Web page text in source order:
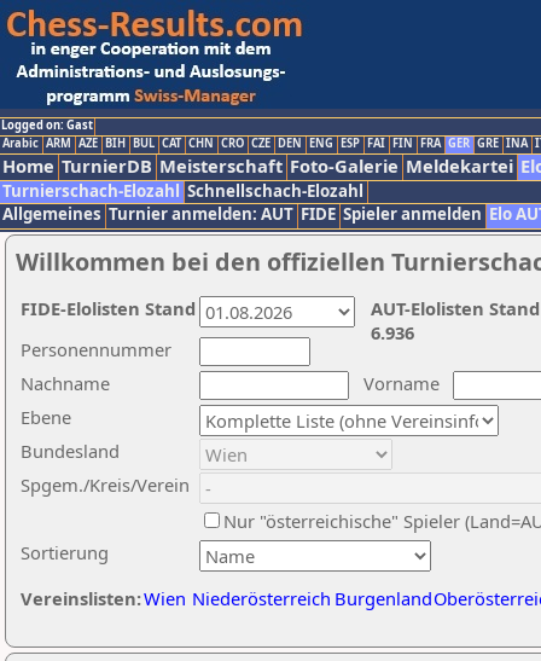
Logged on: Gast
Arabic ARM AZE BIH BUL CAT CHN CRO CZE DEN ENG ESP FAI FIN FRA GER GRE INA
Home TurnierDB Meisterschaft Foto-Galerie Meldekartei
Turnierschach-Elozahl Schnellschach-Elozahl
Allgemeines Turnier anmelden: AUT FIDE Spieler anmelden Elo
Willkommen bei den offiziellen
Nachname
Vorname
Ebene
Sortierung
Personennummer
Bundesland
Spgem./Kreis/Verein
Nur "österreichische" Spieler
Vereinslisten:Wien Niederösterreich Burgenland
AUT-Elolisten
6.936
FIDE-Elolisten Stand